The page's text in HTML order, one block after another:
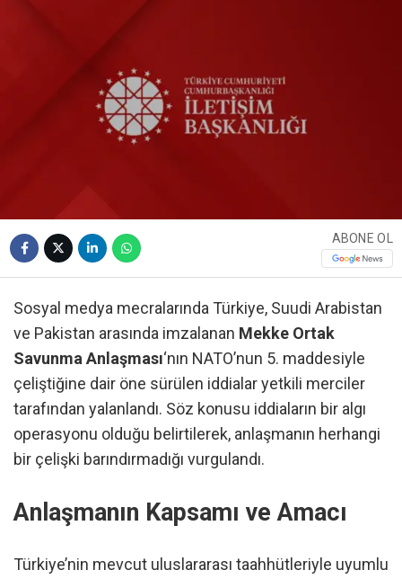
ABONE OL
Sosyal medya mecralarında Türkiye, Suudi Arabistan
ve Pakistan arasında imzalanan Mekke Ortak
Savunma Anlaşması‘nın NATO’nun 5. maddesiyle
çeliştiğine dair öne sürülen iddialar yetkili merciler
tarafından yalanlandı. Söz konusu iddiaların bir algı
operasyonu olduğu belirtilerek, anlaşmanın herhangi
bir çelişki barındırmadığı vurgulandı.
Anlaşmanın Kapsamı ve Amacı
Türkiye’nin mevcut uluslararası taahhütleriyle uyumlu